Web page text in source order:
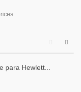
para Hewlett...